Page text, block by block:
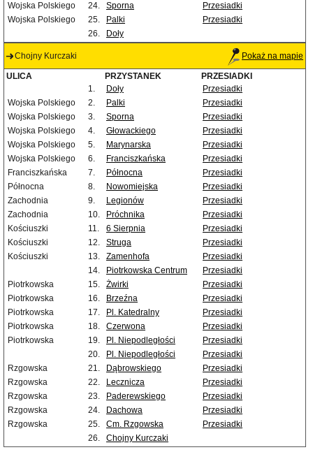
Wojska Polskiego
24. Sporna
Przesiadki
Wojska Polskiego
25. Palki
Przesiadki
26.
Doły
Chojny Kurczaki Pokaż na mapie
ULICA PRZYSTANEK
PRZESIADKI
1.
Doły
Przesiadki
Wojska Polskiego
2. Palki
Przesiadki
Wojska Polskiego
3. Sporna
Przesiadki
Wojska Polskiego
4. Głowackiego
Przesiadki
Wojska Polskiego
5. Marynarska
Przesiadki
Wojska Polskiego
6. Franciszkańska
Przesiadki
Franciszkańska
7. Północna
Przesiadki
Północna
8. Nowomiejska
Przesiadki
Zachodnia
9. Legionów
Przesiadki
Zachodnia
10. Próchnika
Przesiadki
Kościuszki
11. 6 Sierpnia
Przesiadki
Kościuszki
12. Struga
Przesiadki
Kościuszki
13. Zamenhofa
Przesiadki
14.
Piotrkowska Centrum
Przesiadki
Piotrkowska
15. Żwirki
Przesiadki
Piotrkowska
16. Brzeźna
Przesiadki
Piotrkowska
17. Pl. Katedralny
Przesiadki
Piotrkowska
18. Czerwona
Przesiadki
Piotrkowska
19. Pl. Niepodległości
Przesiadki
20.
Pl. Niepodległości
Przesiadki
Rzgowska
21. Dąbrowskiego
Przesiadki
Rzgowska
22. Lecznicza
Przesiadki
Rzgowska
23. Paderewskiego
Przesiadki
Rzgowska
24. Dachowa
Przesiadki
Rzgowska
25. Cm. Rzgowska
Przesiadki
26.
Chojny Kurczaki